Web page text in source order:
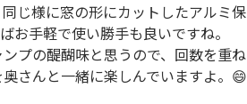
じ様に窓の形にカットしたアルミ保
お手軽で使い勝手も良いですね。
プの醍醐味と思うので、回数を重ね
さんと一緒に楽しんでいますよ。😄